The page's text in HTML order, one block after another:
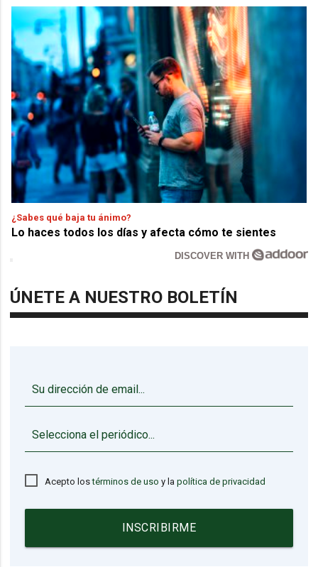
¿Sabes qué baja tu ánimo?
Lo haces todos los días y afecta cómo te sientes
DISCOVER WITH
ÚNETE A NUESTRO BOLETÍN
Acepto lostérminos de uso y lapolítica de privacidad
INSCRIBIRME